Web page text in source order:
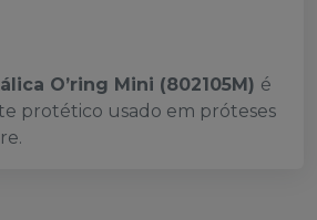
O’ring Mini (802105M) é
protético usado em próteses